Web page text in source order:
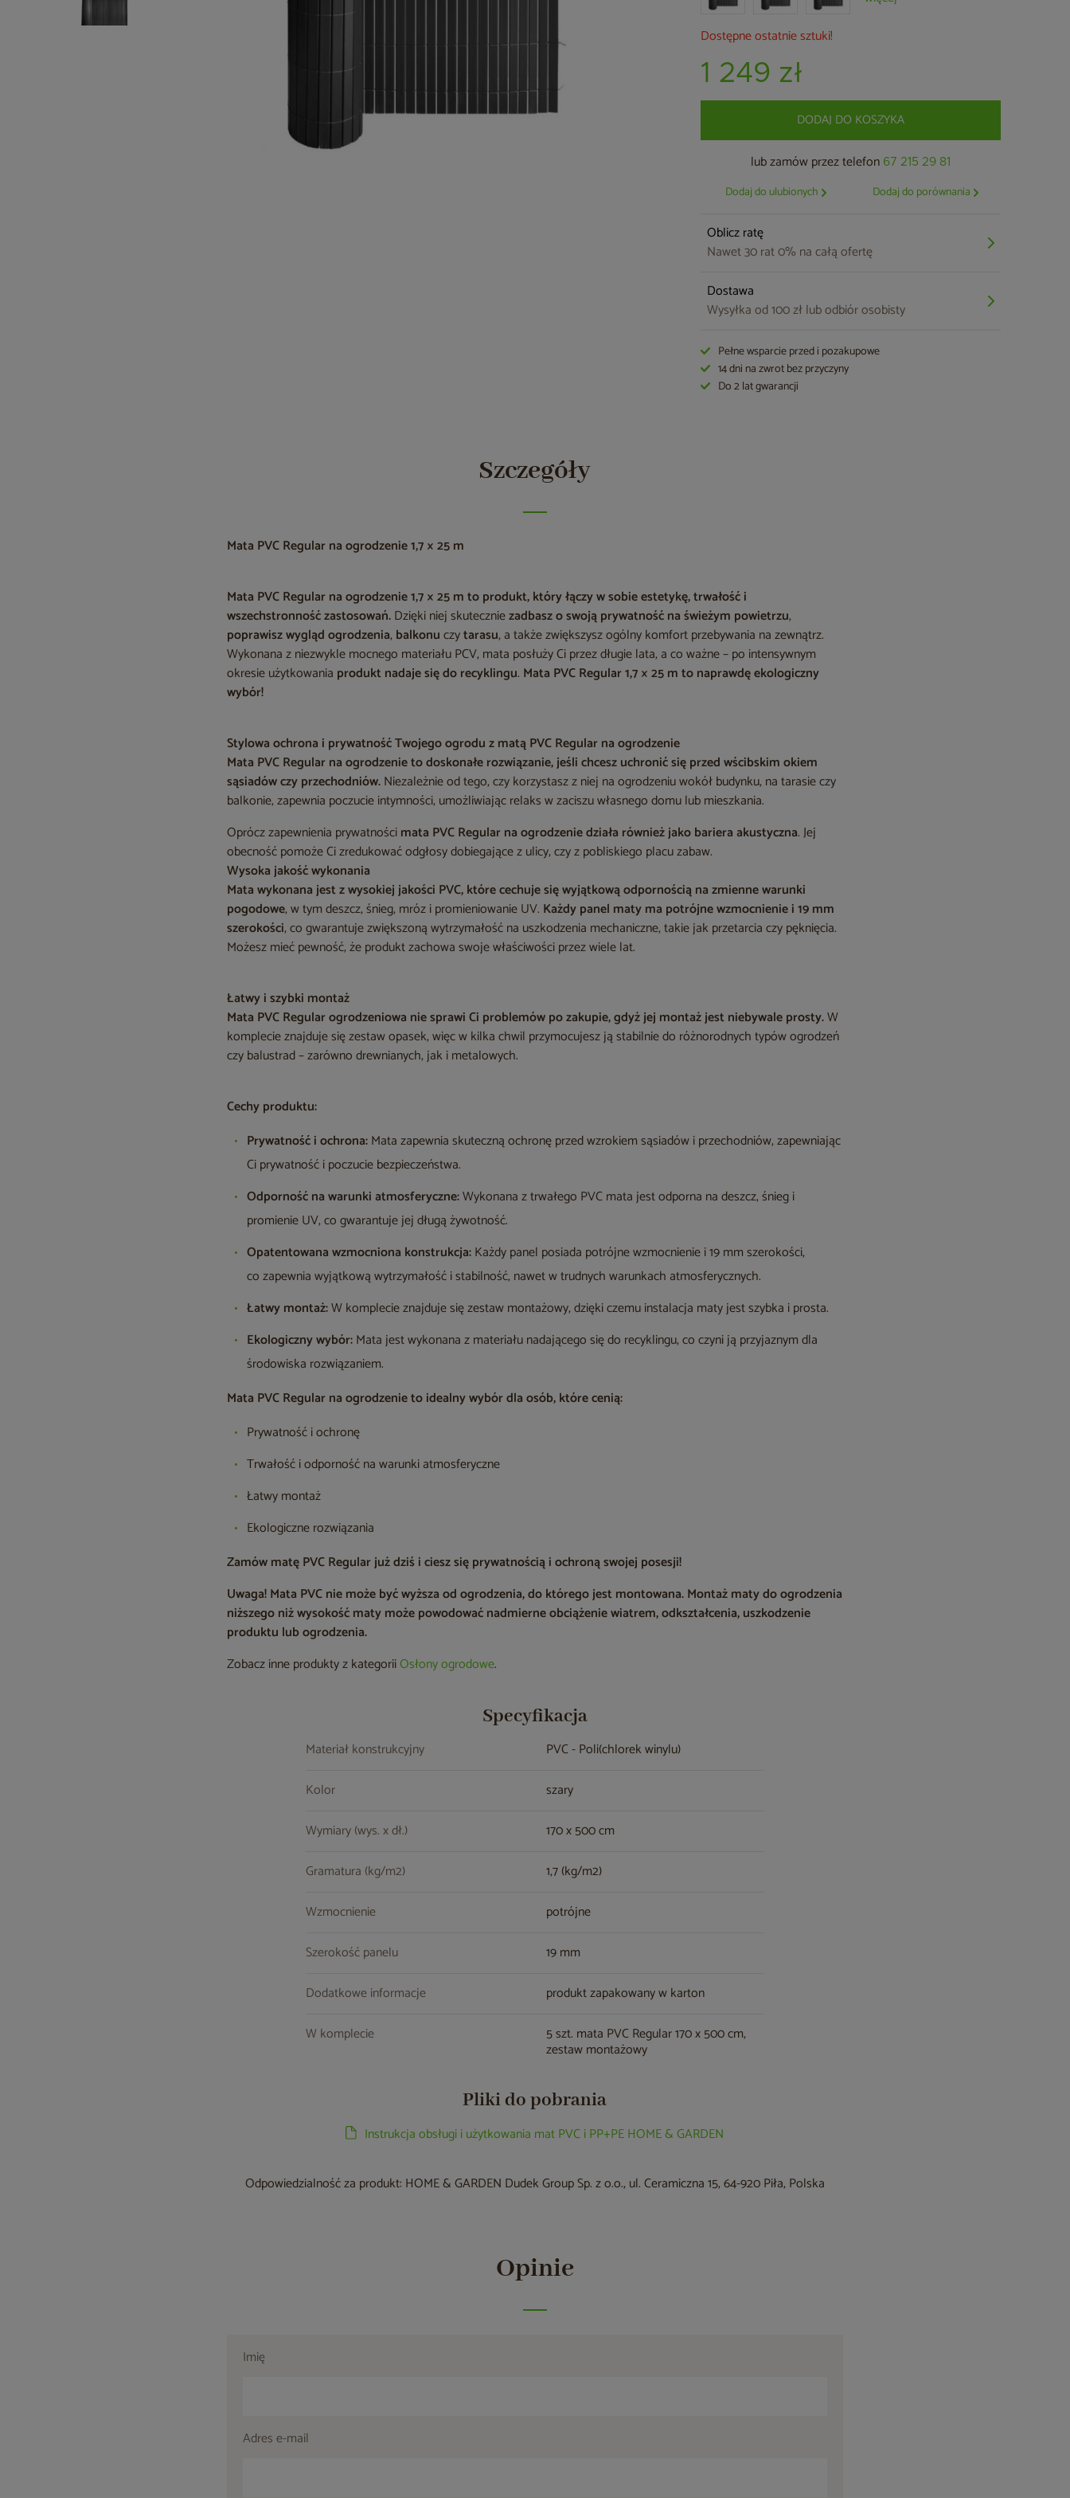
Dostępne ostatnie sztuki!
1 249 zł
DODAJ DO KOSZYKA
lub zamów przez telefon 67 215 29 81
Dodaj do ulubionych Dodaj do porównania
Oblicz ratę
Nawet 30 rat 0% na całą ofertę
Dostawa
Wysyłka od 100 zł lub odbiór osobisty
Pełne wsparcie przed i pozakupowe
14 dni na zwrot bez przyczyny
Do 2 lat gwarancji
Szczegóły
Mata PVC Regular na ogrodzenie 1,7 × 25 m
Mata PVC Regular na ogrodzenie 1,7 × 25 mto produkt, który łączy w sobie estetykę, trwałość i
wszechstronność zastosowań.Dzięki niej skuteczniezadbasz o swoją prywatność na świeżym powietrzu,
poprawisz wygląd ogrodzenia, balkonuczytarasu, a także zwiększysz ogólny komfort przebywania na zewnątrz.
Wykonana z niezwykle mocnego materiału PCV, mata posłuży Ci przez długie lata, a co ważne – po intensywnym
okresie użytkowania produkt nadaje się do recyklingu. Mata PVC Regular 1,7 × 25 mto naprawdę ekologiczny
wybór!
Stylowa ochrona i prywatność Twojego ogrodu z matą PVC Regular na ogrodzenie
Mata PVC Regular na ogrodzenieto doskonałe rozwiązanie, jeśli chcesz uchronić się przed wścibskim okiem
sąsiadów czy przechodniów.Niezależnie od tego, czy korzystasz z niej na ogrodzeniu wokół budynku, na tarasie czy
balkonie, zapewnia poczucie intymności, umożliwiając relaks w zaciszu własnego domu lub mieszkania.
Oprócz zapewnienia prywatnościmata PVC Regular na ogrodzeniedziała również jako bariera akustyczna. Jej
obecność pomoże Ci zredukować odgłosy dobiegające z ulicy, czy z pobliskiego placu zabaw.
Wysoka jakość wykonania
Mata wykonana jest z wysokiej jakości PVC, które cechuje się wyjątkową odpornością na zmienne warunki
pogodowe, w tym deszcz, śnieg, mróz i promieniowanie UV. Każdy panel maty ma potrójne wzmocnienie i 19 mm
szerokości, co gwarantuje zwiększoną wytrzymałość na uszkodzenia mechaniczne, takie jak przetarcia czy pęknięcia.
Możesz mieć pewność, że produkt zachowa swoje właściwości przez wiele lat.
Łatwy i szybki montaż
Mata PVC Regular ogrodzeniowa nie sprawi Ci problemów po zakupie, gdyż jej montaż jest niebywale prosty.W
komplecie znajduje się zestaw opasek, więc w kilka chwil przymocujesz ją stabilnie do różnorodnych typów ogrodzeń
czy balustrad – zarówno drewnianych, jak i metalowych.
Cechy produktu:
Prywatność i ochrona:Mata zapewnia skuteczną ochronę przed wzrokiem sąsiadów i przechodniów, zapewniając
Ci prywatność i poczucie bezpieczeństwa.
Odporność na warunki atmosferyczne:Wykonana z trwałego PVC mata jest odporna na deszcz, śnieg i
promienie UV, co gwarantuje jej długą żywotność.
Opatentowana wzmocniona konstrukcja:Każdy panel posiada potrójne wzmocnienie i 19 mm szerokości,
co zapewnia wyjątkową wytrzymałość i stabilność, nawet w trudnych warunkach atmosferycznych.
Łatwy montaż:W komplecie znajduje się zestaw montażowy, dzięki czemu instalacja maty jest szybka i prosta.
Ekologiczny wybór:Mata jest wykonana z materiału nadającego się do recyklingu, co czyni ją przyjaznym dla
środowiska rozwiązaniem.
Mata PVC Regular na ogrodzenie to idealny wybór dla osób, które cenią:
Prywatność i ochronę
Trwałość i odporność na warunki atmosferyczne
Łatwy montaż
Ekologiczne rozwiązania
Zamów matę PVC Regular już dziś i ciesz się prywatnością i ochroną swojej posesji!
Uwaga! Mata PVC nie może być wyższa od ogrodzenia, do którego jest montowana. Montaż maty do ogrodzenia
niższego niż wysokość maty może powodować nadmierne obciążenie wiatrem, odkształcenia, uszkodzenie
produktu lub ogrodzenia.
Zobacz inne produkty z kategoriiOsłony ogrodowe.
Specyfikacja
Materiał konstrukcyjny
PVC - Poli(chlorek winylu)
Kolor
szary
Wymiary (wys. x dł.)
170 x 500 cm
Gramatura (kg/m2) 1,7 (kg/m2)
Wzmocnienie
potrójne
Szerokość panelu
19 mm
Dodatkowe informacje
produkt zapakowany w karton
W komplecie
5 szt. mata PVC Regular 170 x 500 cm,
zestaw montażowy
Pliki do pobrania
Instrukcja obsługi i użytkowania mat PVC i PP+PE HOME & GARDEN
Odpowiedzialność za produkt: HOME & GARDEN Dudek Group Sp. z o.o., ul. Ceramiczna 15, 64-920 Piła, Polska
Opinie
Imię
Adres e-mail